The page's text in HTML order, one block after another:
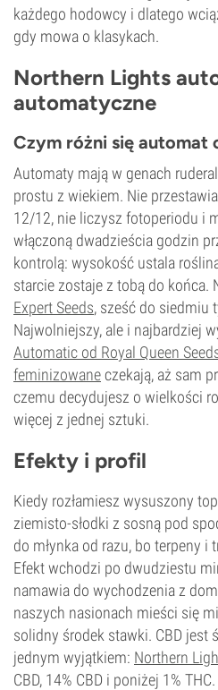
każdego hodowcy i dlatego
gdy mowa o klasykach.
Northern Lights
automatyczne
Czym różni się automat
Automaty mają w genach
prostu z wiekiem. Nie
12/12, nie liczysz fotoperiodu i
włączoną dwadzieścia godzin
kontrolą: wysokość ustala
starcie zostaje z tobą do końca.
Expert Seeds, sześć do siedmiu
Najwolniejszy, ale i najbardziej
Automatic od Royal Queen
feminizowaneczekają, aż sam
czemu decydujesz o wielkości
więcej z jednej sztuki.
Efekty i profil
Kiedy rozłamiesz wysuszony
ziemisto-słodki z sosną pod
do młynka od razu, bo terpeny i
Efekt wchodzi po dwudziestu
namawia do wychodzenia z
naszych nasionach mieści się
solidny środek stawki. CBD jest
jednym wyjątkiem: Northern
CBD, 14% CBD i poniżej 1%